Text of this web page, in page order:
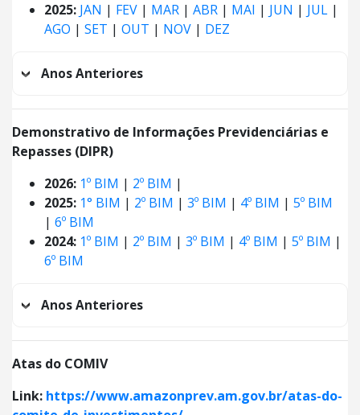
2025: JAN | FEV | MAR | ABR | MAI | JUN | JUL |
AGO | SET | OUT | NOV | DEZ
Anos Anteriores
Demonstrativo de Informações Previdenciárias e
Repasses (DIPR)
2026: 1º BIM | 2º BIM |
2025: 1° BIM | 2º BIM | 3º BIM | 4º BIM | 5º BIM
| 6º BIM
2024: 1º BIM | 2º BIM | 3º BIM | 4º BIM | 5º BIM |
6º BIM
Anos Anteriores
Atas do COMIV
Link: https://www.amazonprev.am.gov.br/atas-do-